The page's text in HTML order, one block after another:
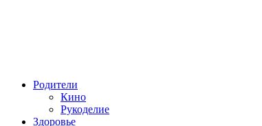
Родители
Кино
Рукоделие
Здоровье